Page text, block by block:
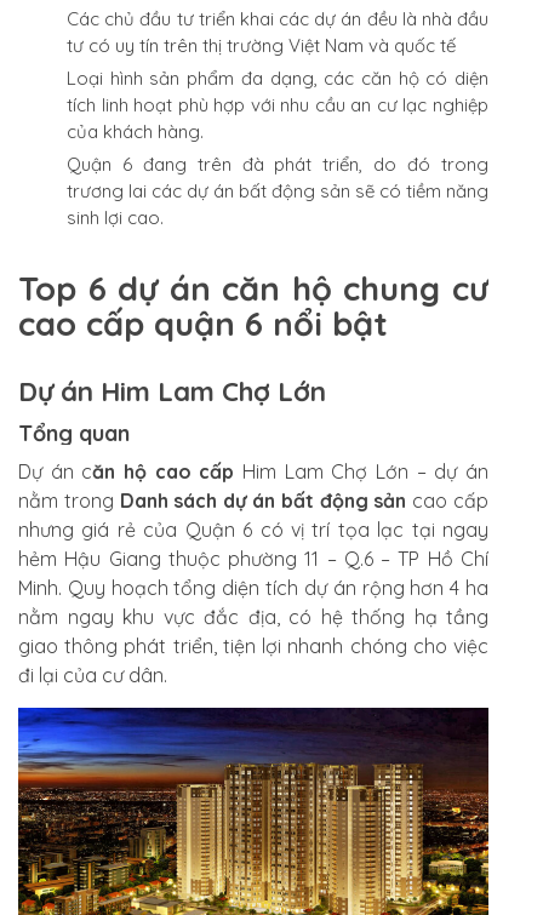
Các chủ đầu tư triển khai các dự án đều là nhà đầu
tư có uy tín trên thị trường Việt Nam và quốc tế
Loại hình sản phẩm đa dạng, các căn hộ có diện
tích linh hoạt phù hợp với nhu cầu an cư lạc nghiệp
của khách hàng.
Quận 6 đang trên đà phát triển, do đó trong
trương lai các dự án bất động sản sẽ có tiềm năng
sinh lợi cao.
Top 6 dự án căn hộ chung cư
cao cấp quận 6 nổi bật
Dự án Him Lam Chợ Lớn
Tổng quan
Dự án căn hộ cao cấp Him Lam Chợ Lớn – dự án
nằm trong Danh sách dự án bất động sản cao cấp
nhưng giá rẻ của Quận 6 có vị trí tọa lạc tại ngay
hẻm Hậu Giang thuộc phường 11 – Q.6 – TP Hồ Chí
Minh. Quy hoạch tổng diện tích dự án rộng hơn 4 ha
nằm ngay khu vực đắc địa, có hệ thống hạ tầng
giao thông phát triển, tiện lợi nhanh chóng cho việc
đi lại của cư dân.